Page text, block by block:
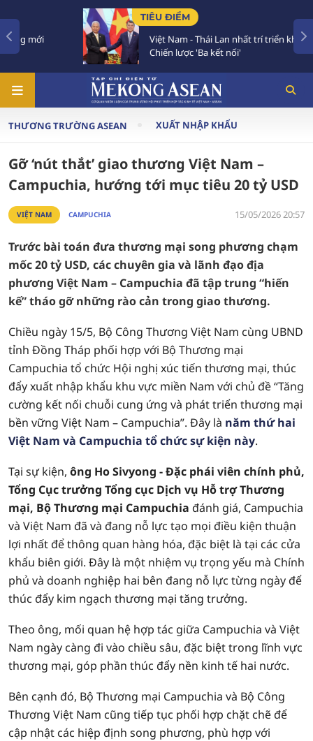
TIÊU ĐIỂM
Việt Nam - Thái Lan nhất trí triển khai thực chất
Chiến lược 'Ba kết nối'
THƯƠNG TRƯỜNG ASEAN XUẤT NHẬP KHẨU
Gỡ ‘nút thắt’ giao thương Việt Nam –
Campuchia, hướng tới mục tiêu 20 tỷ USD
VIỆT NAM CAMPUCHIA 15/05/2026 20:57
Trước bài toán đưa thương mại song phương chạm
mốc 20 tỷ USD, các chuyên gia và lãnh đạo địa
phương Việt Nam – Campuchia đã tập trung “hiến
kế” tháo gỡ những rào cản trong giao thương.
Chiều ngày 15/5, Bộ Công Thương Việt Nam cùng UBND
tỉnh Đồng Tháp phối hợp với Bộ Thương mại
Campuchia tổ chức Hội nghị xúc tiến thương mại, thúc
đẩy xuất nhập khẩu khu vực miền Nam với chủ đề “Tăng
cường kết nối chuỗi cung ứng và phát triển thương mại
bền vững Việt Nam – Campuchia”. Đây là năm thứ hai
Việt Nam và Campuchia tổ chức sự kiện này.
Tại sự kiện, ông Ho Sivyong - Đặc phái viên chính phủ,
Tổng Cục trưởng Tổng cục Dịch vụ Hỗ trợ Thương
mại, Bộ Thương mại Campuchia đánh giá, Campuchia
và Việt Nam đã và đang nỗ lực tạo mọi điều kiện thuận
lợi nhất để thông quan hàng hóa, đặc biệt là tại các cửa
khẩu biên giới. Đây là một nhiệm vụ trọng yếu mà Chính
phủ và doanh nghiệp hai bên đang nỗ lực từng ngày để
thúc đẩy kim ngạch thương mại tăng trưởng.
Theo ông, mối quan hệ hợp tác giữa Campuchia và Việt
Nam ngày càng đi vào chiều sâu, đặc biệt trong lĩnh vực
thương mại, góp phần thúc đẩy nền kinh tế hai nước.
Bên cạnh đó, Bộ Thương mại Campuchia và Bộ Công
Thương Việt Nam cũng tiếp tục phối hợp chặt chẽ để
cập nhật các hiệp định song phương, phù hợp với